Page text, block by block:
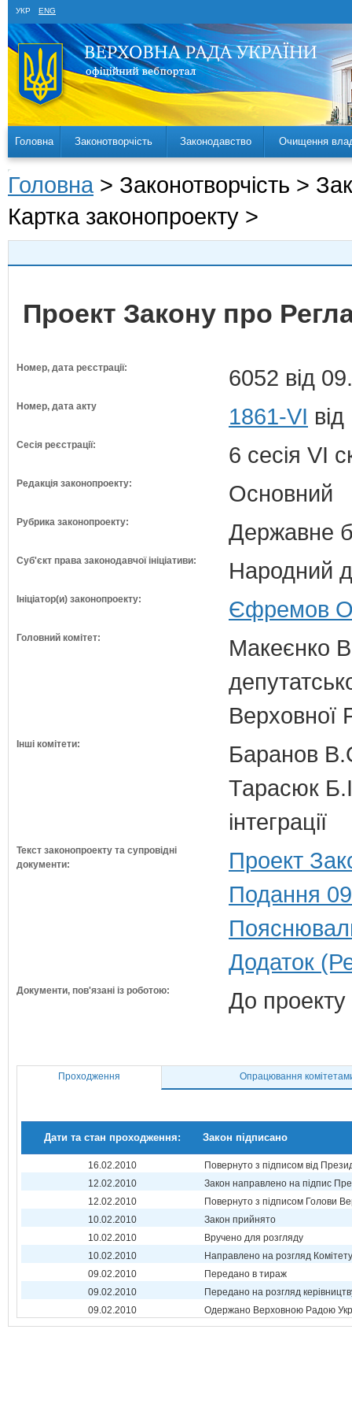
УКР ENG
Головна Законотворчість Законодавство Очищення
Головна > Законотворчість >
Картка законопроекту >
Проект Закону про
Номер, дата реєстрації: 6052 від
Номер, дата акту 1861-VI
Сесія реєстрації: 6 сесія VI
Редакція законопроекту: Основний
Рубрика законопроекту: Державне
Суб'єкт права законодавчої ініціативи: Народний
Ініціатор(и) законопроекту: Єфремов
Головний комітет:
Макеєнко
Верховної
Інші комітети:
Баранов
Тарасюк
інтеграції
Текст законопроекту та супровідні
документи:
Проект
Подання
Додаток
Документи, пов'язані із роботою: До
Проходження Опрацювання
Дати та стан проходження: Закон підписано
16.02.2010
Повернуто з підписом від
12.02.2010
Закон направлено на підпис
12.02.2010
Повернуто з підписом Голови
10.02.2010
Закон прийнято
10.02.2010
Вручено для розгляду
10.02.2010
Направлено на розгляд Комітету
09.02.2010
Передано в тираж
09.02.2010
Передано на розгляд
09.02.2010
Одержано Верховною Радою